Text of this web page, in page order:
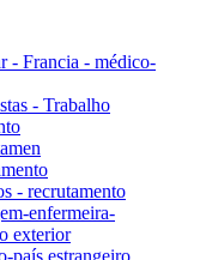
- Francia - médico-
- Trabalho
- recrutamento
enfermeira-
exterior
país estrangeiro